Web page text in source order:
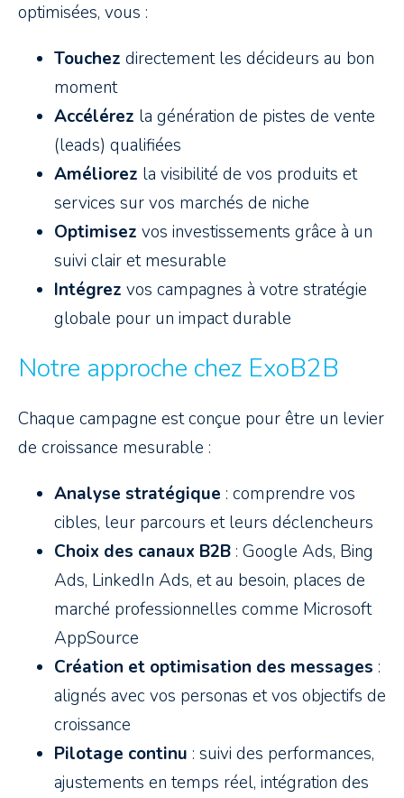
optimisées, vous :
Touchez directement les décideurs au bon
moment
Accélérez la génération de pistes de vente
(leads) qualifiées
Améliorez la visibilité de vos produits et
services sur vos marchés de niche
Optimisez vos investissements grâce à un
suivi clair et mesurable
Intégrez vos campagnes à votre stratégie
globale pour un impact durable
Notre approche chez ExoB2B
Chaque campagne est conçue pour être un levier
de croissance mesurable :
Analyse stratégique : comprendre vos
cibles, leur parcours et leurs déclencheurs
Choix des canaux B2B : Google Ads, Bing
Ads, LinkedIn Ads, et au besoin, places de
marché professionnelles comme Microsoft
AppSource
Création et optimisation des messages :
alignés avec vos personas et vos objectifs de
croissance
Pilotage continu : suivi des performances,
ajustements en temps réel, intégration des